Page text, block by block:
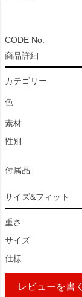
CODE No.
商品詳細
カテゴリー
色
素材
性別
付属品
サイズ&フィット
重さ
サイズ
仕様
レビューを書く